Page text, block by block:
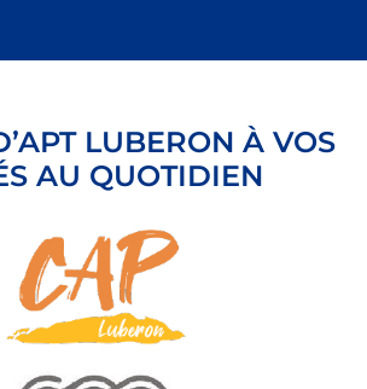
LUBERON À VOS
AU QUOTIDIEN